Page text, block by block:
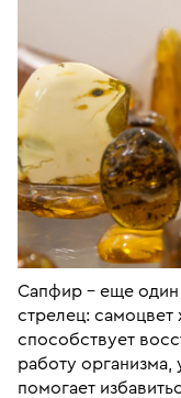
Сапфир – еще один
стрелец:
способствует
работу организма,
помогает